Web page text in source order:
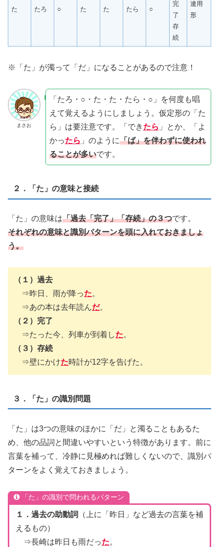
た たろ ○ た た たら ○
完
了
存
続
連用
形
※「た」が濁って「だ」になることがあるので注意！
まさお
「たろ・○・た・た・たら・○」を何度も唱
えて覚えるようにしましょう。仮定形の「た
ら」は要注意です。「でき たら 」とか、「よ
かったら 」のように「ば」を伴わずに使われ
ることが多いです。
２．「た」の意味と接続
「た」の意味は「過去「完了」「存続」の３つです。
それぞれの意味と識別パターンを頭に入れておきましょ
う。
（１）過去
⇒昨日、雨が降った。
⇒あの本は去年読んだ。
（２）完了
⇒たった今、列車が到着した。
（３）存続
⇒壁にかけた時計が12字を告げた。
３．「た」の識別問題
「た」は3つの意味のほかに「だ」と濁ることもあるた
め、他の品詞と間違いやすいという特徴があります。前に
言葉を補って、冷静に見極めれば難しくないので、識別パ
ターンをよく覚えておきましょう。
「た」の識別で問われるパターン
１．過去の助動詞
（上に「昨日」など過去の言葉を補
えるもの）
⇒長崎は昨日も雨だった。